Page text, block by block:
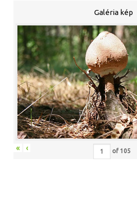
Galéria kép
« ‹ of 105